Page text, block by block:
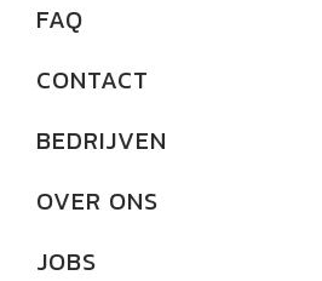
FAQ
CONTACT
BEDRIJVEN
OVER ONS
JOBS